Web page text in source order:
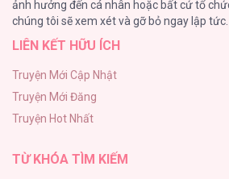
86
A Nào, Ngậm Thìa Vàng Nhé?
Liveta
72
ảnh hưởng đến cá nhân hoặc bất cứ tổ
chúng tôi sẽ xem xét và gỡ bỏ ngay lập tức.
LIÊN KẾT HỮU ÍCH
Truyện Mới Cập Nhật
Truyện Mới Đăng
Truyện Hot Nhất
TỪ KHÓA TÌM KIẾM